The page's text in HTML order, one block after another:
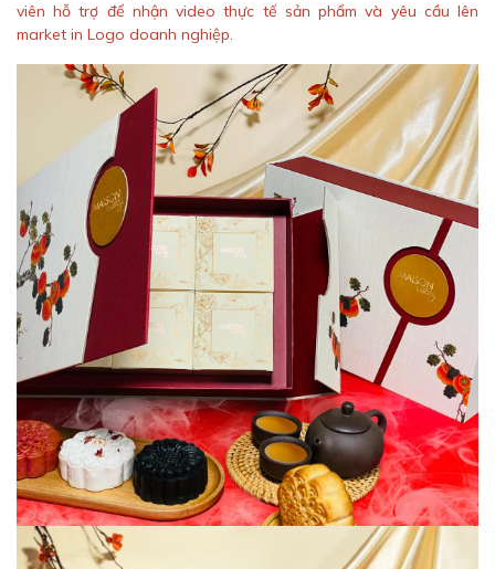
viên hỗ trợ để nhận video thực tế sản phẩm và yêu cầu lên
market in Logo doanh nghiệp.